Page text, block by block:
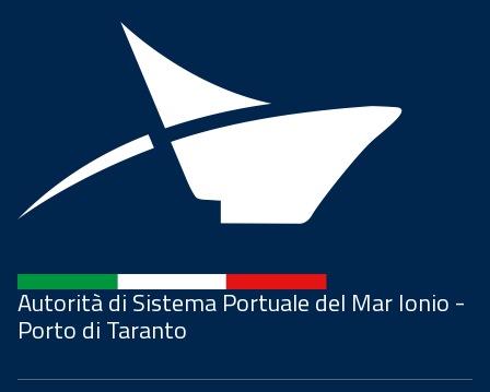
Autorità di Sistema Portuale del Mar Ionio -
Porto di Taranto